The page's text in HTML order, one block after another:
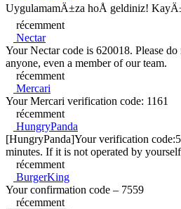
UygulamamÄ±za hoÅ geldiniz!
récemment
Nectar
Your Nectar code is 620018. Please
anyone, even a member of our team.
récemment
Mercari
Your Mercari verification code: 1161
récemment
HungryPanda
[HungryPanda]Your verification
minutes. If it is not operated by
récemment
BurgerKing
Your confirmation code – 7559
récemment